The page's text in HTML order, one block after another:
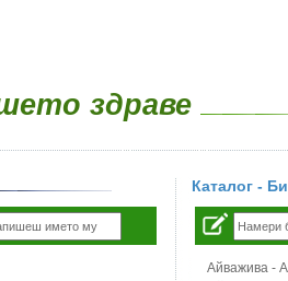
здраве
Каталог -
Айважива -